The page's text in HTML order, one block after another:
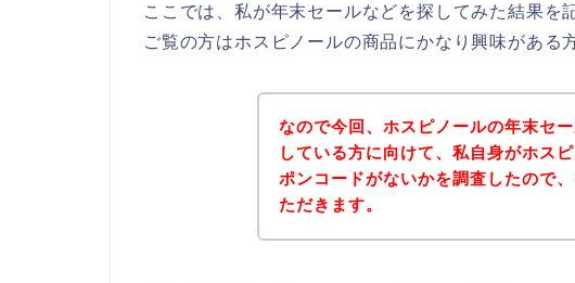
ここでは、私が年末セールなどを探してみた結果を
ご覧の方はホスピノールの商品にかなり興味がある
なので今回、ホスピノールの年末セ
している方に向けて、私自身がホス
ポンコードがないかを調査したので
ただきます。